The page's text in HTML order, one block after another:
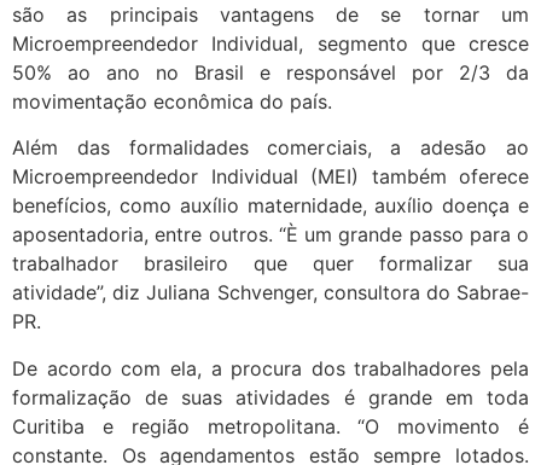
são as principais vantagens de se tornar um
Microempreendedor Individual, segmento que cresce
50% ao ano no Brasil e responsável por 2/3 da
movimentação econômica do país.
Além das formalidades comerciais, a adesão ao
Microempreendedor Individual (MEI) também oferece
benefícios, como auxílio maternidade, auxílio doença e
aposentadoria, entre outros. “È um grande passo para o
trabalhador brasileiro que quer formalizar sua
atividade”, diz Juliana Schvenger, consultora do Sabrae-
PR.
De acordo com ela, a procura dos trabalhadores pela
formalização de suas atividades é grande em toda
Curitiba e região metropolitana. “O movimento é
constante. Os agendamentos estão sempre lotados.